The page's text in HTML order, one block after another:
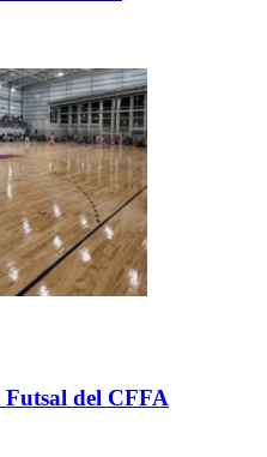
Futsal del CFFA